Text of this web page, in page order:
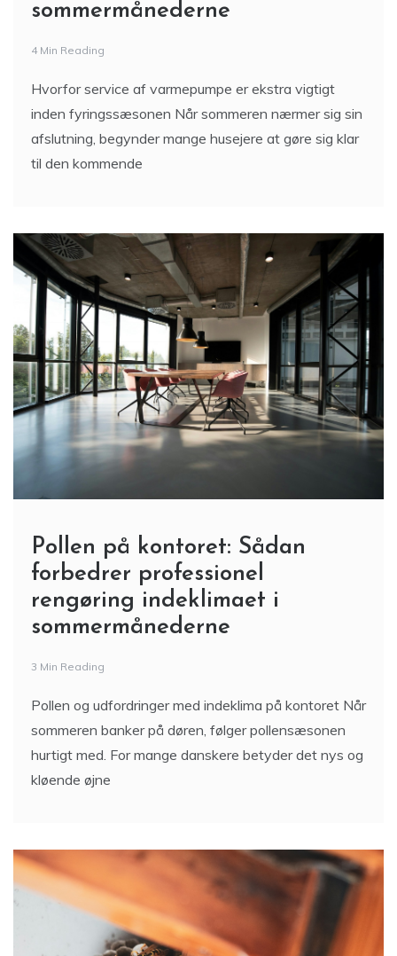
sommermånederne
4 Min Reading
Hvorfor service af varmepumpe er ekstra vigtigt
inden fyringssæsonen Når sommeren nærmer sig sin
afslutning, begynder mange husejere at gøre sig klar
til den kommende
Pollen på kontoret: Sådan
forbedrer professionel
rengøring indeklimaet i
sommermånederne
3 Min Reading
Pollen og udfordringer med indeklima på kontoret Når
sommeren banker på døren, følger pollensæsonen
hurtigt med. For mange danskere betyder det nys og
kløende øjne